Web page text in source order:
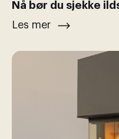
Nå bør du sjekke
Les mer